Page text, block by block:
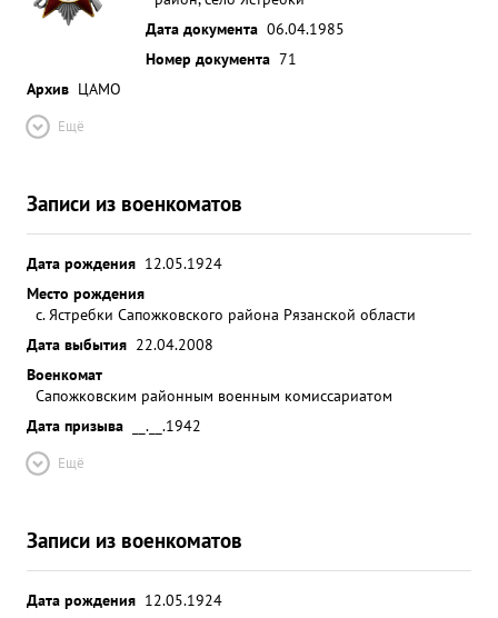
Дата документа 06.04.1985
Номер документа 71
Архив ЦАМО
Ещё
Записи из военкоматов
Дата рождения 12.05.1924
Место рождения
с. Ястребки Сапожковского района Рязанской области
Дата выбытия 22.04.2008
Военкомат
Сапожковским районным военным комиссариатом
Дата призыва
__.__.1942
Ещё
Записи из военкоматов
Дата рождения 12.05.1924